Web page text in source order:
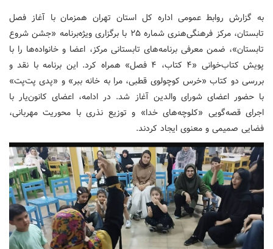
به گزارش روابط عمومی اداره کل استان تهران همزمان با آغاز فصل
تابستان، مرکز فرهنگی‌هنری شماره ۲۵ با برگزاری ویژه‌برنامه «جشن شروع
تابستان»، ضمن معرفی برنامه‌های تابستانی مرکز، اعضا و خانواده‌ها را با
پویش کتاب‌خوانی «۴ کتاب، ۴ فصل» همراه کرد. این برنامه با نقد و
بررسی دو کتاب «خرس کوچولوی قطبی، مرا به خانه ببر» و «پدی پت‌پت»
با حضور اعضای شورای والدین آغاز شد. در ادامه، اعضای کانون‌یار با
اجرای قصه‌گویی «کلوچه‌های خدا» و توزیع نذری با محوریت مهربانی،
فضایی صمیمی و معنوی ایجاد کردند.